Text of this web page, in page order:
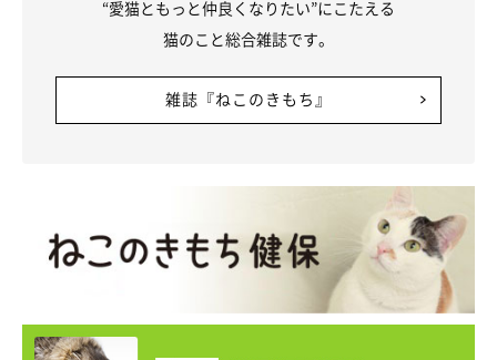
“愛猫ともっと仲良くなりたい”にこたえる
猫のこと総合雑誌です。
雑誌『ねこのきもち』